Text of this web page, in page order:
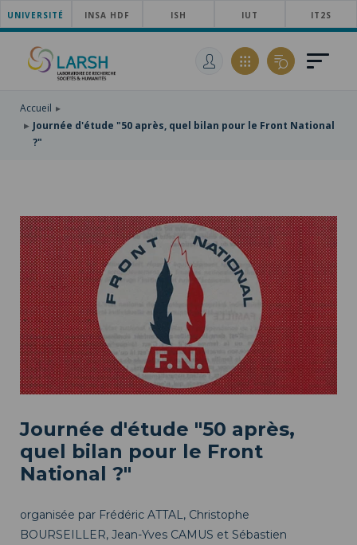
ACCÉDER
AU
MENU
PRINCIPAL
ALLER
AU
CONTENU
ACCÉDER
RECHERCHE
UNIVERSITÉ INSA HDF ISH IUT IT2S
Accueil
Journée d'étude "50 après, quel bilan pour le Front National
?"
Journée d'étude "50 après,
quel bilan pour le Front
National ?"
organisée par Frédéric ATTAL, Christophe
BOURSEILLER, Jean-Yves CAMUS et Sébastien